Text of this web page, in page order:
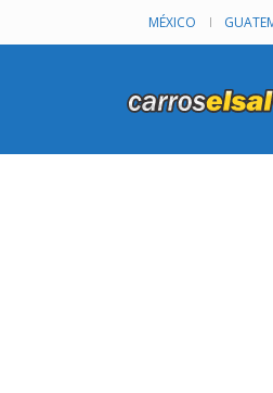
MÉXICO